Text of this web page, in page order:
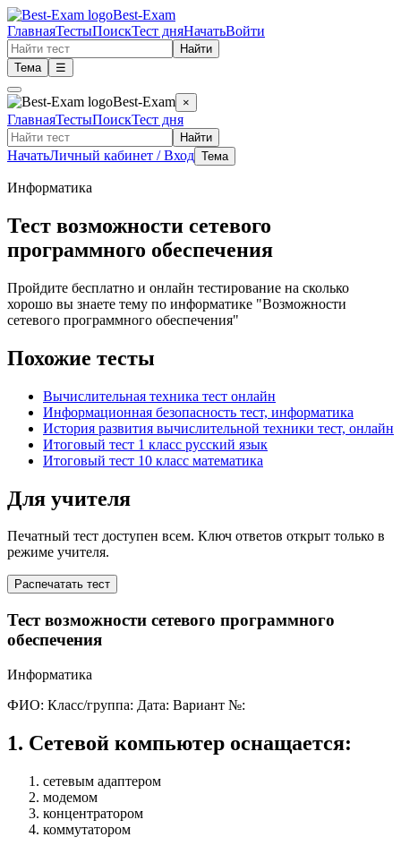
Best-Exam
ГлавнаяТестыПоискТест дняНачатьВойти
Найти
Тема
☰
Best-Exam ×
ГлавнаяТестыПоискТест дня
Найти
НачатьЛичный кабинет / Вход Тема
Информатика
Тест возможности сетевого
программного обеспечения
Пройдите бесплатно и онлайн тестирование на сколько
хорошо вы знаете тему по информатике "Возможности
сетевого программного обеспечения"
Похожие тесты
Вычислительная техника тест онлайн
Информационная безопасность тест, информатика
История развития вычислительной техники тест, онлайн
Итоговый тест 1 класс русский язык
Итоговый тест 10 класс математика
Для учителя
Печатный тест доступен всем. Ключ ответов открыт только в
режиме учителя.
Распечатать тест
Тест возможности сетевого программного
обеспечения
Информатика
ФИО: Класс/группа: Дата: Вариант №:
1. Сетевой компьютер оснащается:
сетевым адаптером
модемом
концентратором
коммутатором